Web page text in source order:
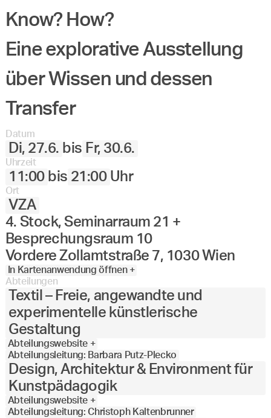
27. 28. 29. 30.Juni
2023
Know? How?
Eine explorative Ausstellung
über Wissen und dessen
Transfer
Datum
Di, 27.6. bis Fr, 30.6.
Uhrzeit
11:00 bis 21:00 Uhr
Ort
VZA
4. Stock, Seminarraum 21 +
Besprechungsraum 10
Vordere Zollamtstraße 7, 1030 Wien
In Kartenanwendung öffnen +
Abteilungen
Textil – Freie, angewandte und
experimentelle künstlerische
Gestaltung
Abteilungswebsite +
Abteilungsleitung: Barbara Putz-Plecko
Design, Architektur & Environment für
Kunstpädagogik
Abteilungswebsite +
Abteilungsleitung: Christoph Kaltenbrunner